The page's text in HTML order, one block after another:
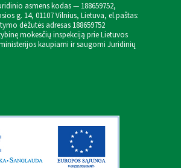
asmens kodas — 188659752,
g. 14, 01107 Vilnius, Lietuva, el.paštas:
dėžutės adresas 188659752
mokesčių inspekciją prie Lietuvos
kaupiami ir saugomi Juridinių